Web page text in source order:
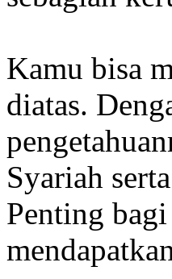
Kamu bisa
diatas.
Syariah
Penting